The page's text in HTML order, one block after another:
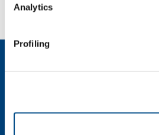
Analytics
Profiling
Contattaci
Privacy Cookies Termini e condizioni